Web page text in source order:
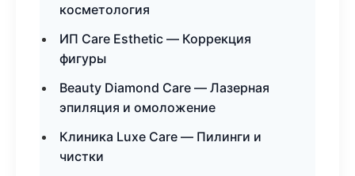
косметология
ИП Care Esthetic — Коррекция
фигуры
Beauty Diamond Care — Лазерная
эпиляция и омоложение
Клиника Luxe Care — Пилинги и
чистки